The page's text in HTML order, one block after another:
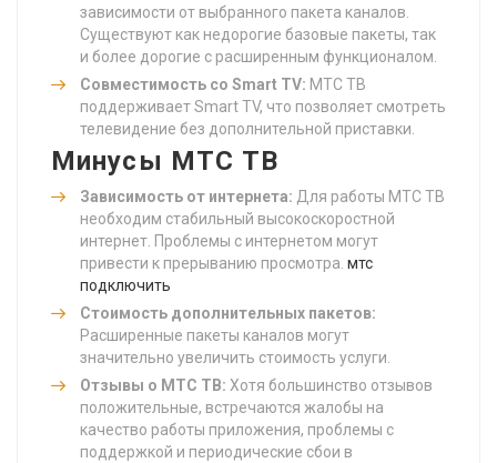
зависимости от выбранного пакета каналов.
Существуют как недорогие базовые пакеты, так
и более дорогие с расширенным функционалом.
Совместимость со Smart TV: МТС ТВ
поддерживает Smart TV, что позволяет смотреть
телевидение без дополнительной приставки.
Минусы МТС ТВ
Зависимость от интернета: Для работы МТС ТВ
необходим стабильный высокоскоростной
интернет. Проблемы с интернетом могут
привести к прерыванию просмотра. мтс
подключить
Стоимость дополнительных пакетов:
Расширенные пакеты каналов могут
значительно увеличить стоимость услуги.
Отзывы о МТС ТВ: Хотя большинство отзывов
положительные, встречаются жалобы на
качество работы приложения, проблемы с
поддержкой и периодические сбои в